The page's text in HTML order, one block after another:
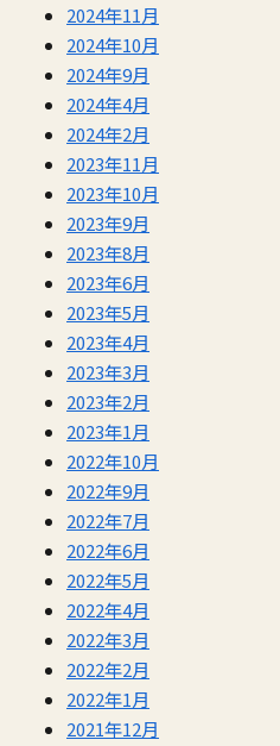
2024年11月
2024年10月
2024年9月
2024年4月
2024年2月
2023年11月
2023年10月
2023年9月
2023年8月
2023年6月
2023年5月
2023年4月
2023年3月
2023年2月
2023年1月
2022年10月
2022年9月
2022年7月
2022年6月
2022年5月
2022年4月
2022年3月
2022年2月
2022年1月
2021年12月